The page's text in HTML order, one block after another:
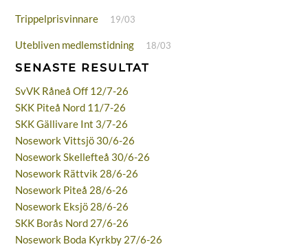
Trippelprisvinnare 19/03
Utebliven medlemstidning 18/03
SENASTE RESULTAT
SvVK Råneå Off 12/7-26
SKK Piteå Nord 11/7-26
SKK Gällivare Int 3/7-26
Nosework Vittsjö 30/6-26
Nosework Skellefteå 30/6-26
Nosework Rättvik 28/6-26
Nosework Piteå 28/6-26
Nosework Eksjö 28/6-26
SKK Borås Nord 27/6-26
Nosework Boda Kyrkby 27/6-26